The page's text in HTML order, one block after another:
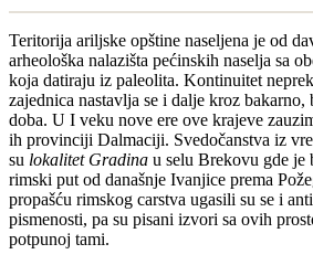
Teritorija ariljske opštine naseljena je od
arheološka nalazišta pećinskih naselja sa
koja datiraju iz paleolita. Kontinuitet
zajednica nastavlja se i dalje kroz
doba. U I veku nove ere ove krajeve
ih provinciji Dalmaciji. Svedočanstva iz
su lokalitet Gradina u selu Brekovu gde je
rimski put od današnje Ivanjice prema
propašću rimskog carstva ugasili su se i
pismenosti, pa su pisani izvori sa ovih
potpunoj tami.